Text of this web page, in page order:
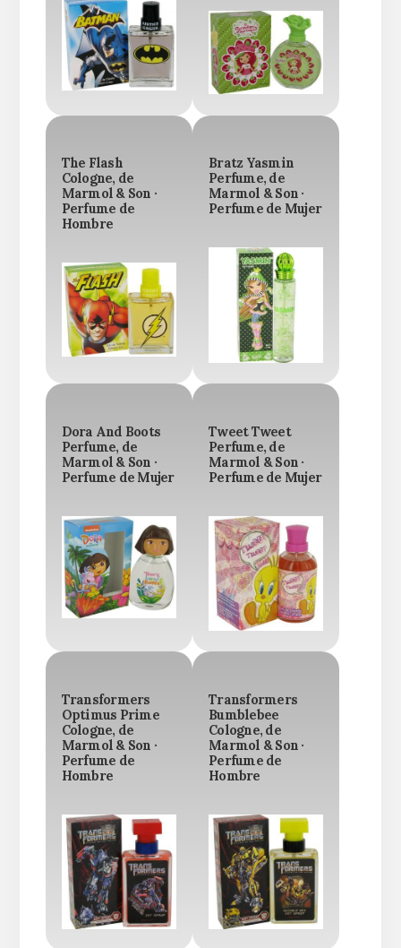
The Flash
Cologne, de
Marmol & Son ·
Perfume de
Hombre
Bratz Yasmin
Perfume, de
Marmol & Son ·
Perfume de Mujer
Dora And Boots
Perfume, de
Marmol & Son ·
Perfume de Mujer
Tweet Tweet
Perfume, de
Marmol & Son ·
Perfume de Mujer
Transformers
Optimus Prime
Cologne, de
Marmol & Son ·
Perfume de
Hombre
Transformers
Bumblebee
Cologne, de
Marmol & Son ·
Perfume de
Hombre